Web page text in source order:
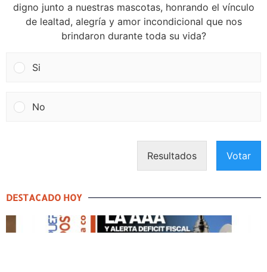
digno junto a nuestras mascotas, honrando el vínculo
de lealtad, alegría y amor incondicional que nos
brindaron durante toda su vida?
Si
No
Resultados Votar
DESTACADO HOY